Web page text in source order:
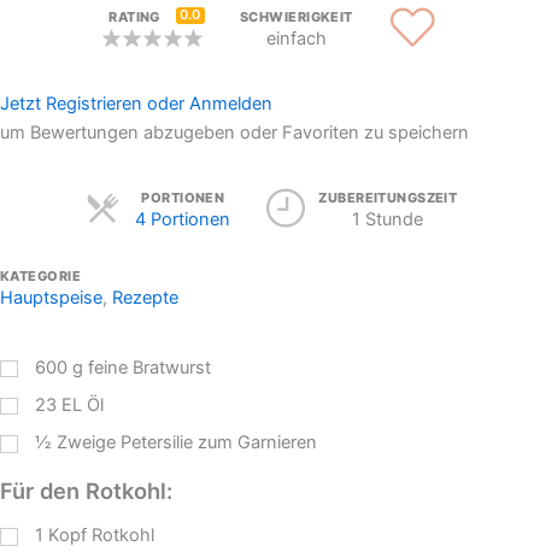
RATING 0.0 SCHWIERIGKEIT
einfach
Jetzt Registrieren oder Anmelden
um Bewertungen abzugeben oder Favoriten zu speichern
PORTIONEN
4 Portionen
Servings ZUBEREITUNGSZEIT
1 Stunde
KATEGORIE
Hauptspeise, Rezepte
600 g feine Bratwurst
23 EL Öl
½ Zweige Petersilie zum Garnieren
Für den Rotkohl:
1 Kopf Rotkohl